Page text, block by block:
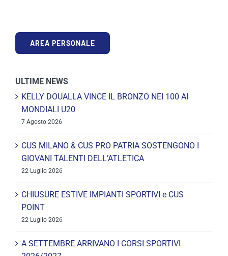
AREA PERSONALE
ULTIME NEWS
KELLY DOUALLA VINCE IL BRONZO NEI 100 AI
MONDIALI U20
7 Agosto 2026
CUS MILANO & CUS PRO PATRIA SOSTENGONO I
GIOVANI TALENTI DELL’ATLETICA
22 Luglio 2026
CHIUSURE ESTIVE IMPIANTI SPORTIVI e CUS
POINT
22 Luglio 2026
A SETTEMBRE ARRIVANO I CORSI SPORTIVI